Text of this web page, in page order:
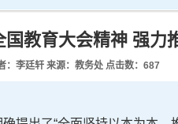
国教育大会精神 强力
：李廷轩 来源：教务处 点击数： 687